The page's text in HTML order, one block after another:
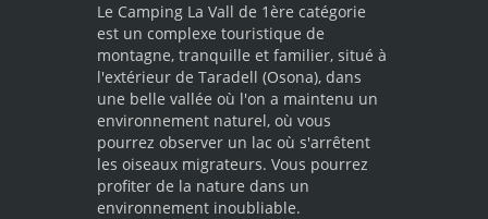
Le Camping La Vall de 1ère catégorie
est un complexe touristique de
montagne, tranquille et familier, situé à
l'extérieur de Taradell (Osona), dans
une belle vallée où l'on a maintenu un
environnement naturel, où vous
pourrez observer un lac où s'arrêtent
les oiseaux migrateurs. Vous pourrez
profiter de la nature dans un
environnement inoubliable.